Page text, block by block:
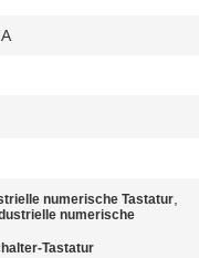
numerische Tastatur,
numerische
Tastatur